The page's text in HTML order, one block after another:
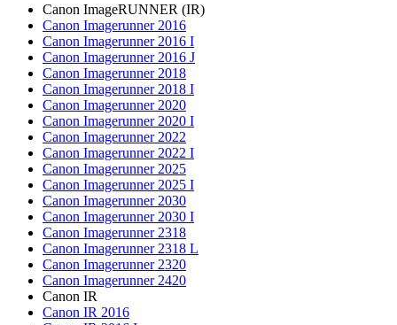
Canon ImageRUNNER (IR)
Canon Imagerunner 2016
Canon Imagerunner 2016 I
Canon Imagerunner 2016 J
Canon Imagerunner 2018
Canon Imagerunner 2018 I
Canon Imagerunner 2020
Canon Imagerunner 2020 I
Canon Imagerunner 2022
Canon Imagerunner 2022 I
Canon Imagerunner 2025
Canon Imagerunner 2025 I
Canon Imagerunner 2030
Canon Imagerunner 2030 I
Canon Imagerunner 2318
Canon Imagerunner 2318 L
Canon Imagerunner 2320
Canon Imagerunner 2420
Canon IR
Canon IR 2016